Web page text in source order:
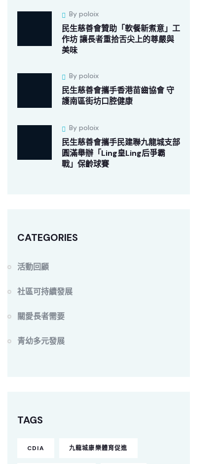
By poloix
民生慈善會贊助「軟餐新煮意」工
作坊 讓長者重拾舌尖上的尊嚴與
美味
By poloix
民生慈善會攜手香港苗齒協會 守
護南區街坊口腔健康
By poloix
民生慈善會攜手民建聯九龍城支部
圓滿舉辦「Ling皇Ling后爭霸
戰」保齡球賽
CATEGORIES
活動回顧
社區可持續發展
關愛長者需要
青幼多元發展
TAGS
CDIA 九龍城康樂體育促進